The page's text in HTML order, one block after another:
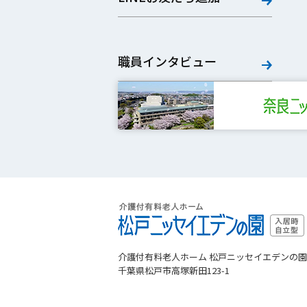
職員インタビュー
介護付有料老人ホーム 松戸ニッセイエデンの園
千葉県松戸市高塚新田123-1